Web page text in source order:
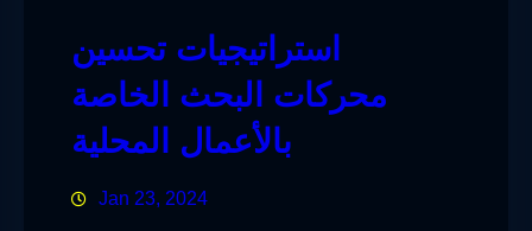
استراتيجيات تحسين
محركات البحث الخاصة
بالأعمال المحلية
Jan 23, 2024